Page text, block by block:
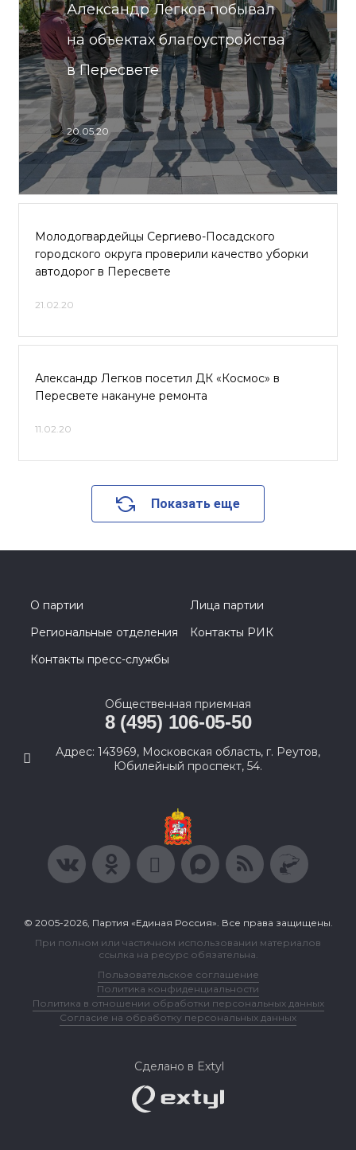
Александр Легков побывал
на объектах благоустройства
в Пересвете
20.05.20
Молодогвардейцы Сергиево-Посадского
городского округа проверили качество уборки
автодорог в Пересвете
21.02.20
Александр Легков посетил ДК «Космос» в
Пересвете накануне ремонта
11.02.20
Показать еще
О партии
Лица партии
Региональные отделения
Контакты РИК
Контакты пресс-службы
Общественная приемная
8 (495) 106-05-50
Адрес: 143969, Московская область, г. Реутов,
Юбилейный проспект, 54.
© 2005-2026, Партия «Единая Россия». Все права защищены.
При полном или частичном использовании материалов
ссылка на ресурс обязательна.
Пользовательское соглашение
Политика конфиденциальности
Политика в отношении обработки персональных данных
Согласие на обработку персональных данных
Сделано в Extyl